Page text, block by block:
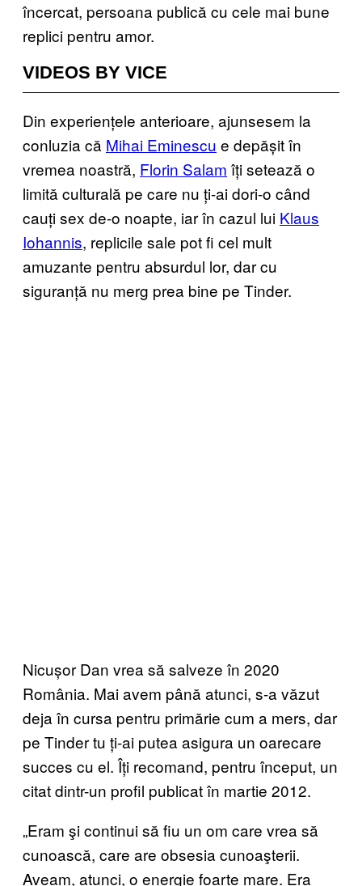
încercat, persoana publică cu cele mai bune
replici pentru amor.
VIDEOS BY VICE
Din experiențele anterioare, ajunsesem la
conluzia că Mihai Eminescu e depășit în
vremea noastră, Florin Salam îți setează o
limită culturală pe care nu ți-ai dori-o când
cauți sex de-o noapte, iar în cazul lui Klaus
Iohannis, replicile sale pot fi cel mult
amuzante pentru absurdul lor, dar cu
siguranță nu merg prea bine pe Tinder.
Nicușor Dan vrea să salveze în 2020
România. Mai avem până atunci, s-a văzut
deja în cursa pentru primărie cum a mers, dar
pe Tinder tu ți-ai putea asigura un oarecare
succes cu el. Îți recomand, pentru început, un
citat dintr-un profil publicat în martie 2012.
„Eram şi continui să fiu un om care vrea să
cunoască, care are obsesia cunoaşterii.
Aveam, atunci, o energie foarte mare. Era